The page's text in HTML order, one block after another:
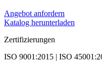
Angebot anfordern
Katalog herunterladen
Zertifizierungen
ISO 9001:2015 | ISO